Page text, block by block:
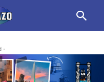
-